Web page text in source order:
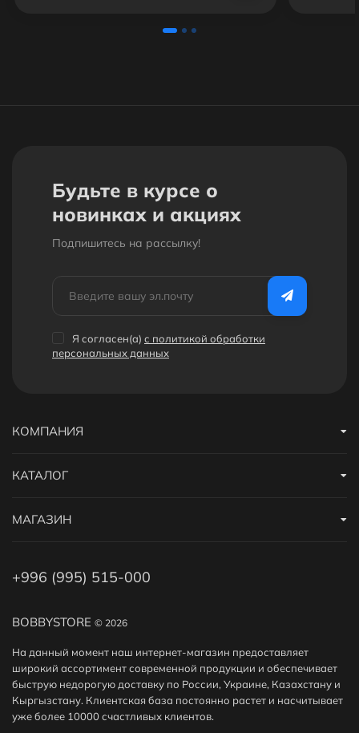
Будьте в курсе о
новинках и акциях
Подпишитесь на рассылкy!
Я согласен(a) с политикой обработки
персональных данных
BOBBYSTORE © 2026
На данный момент наш интернет-магазин предоставляет
широкий ассортимент современной продукции и обеспечивает
быструю недорогую доставку по России, Украине, Казахстану и
Кыргызстану. Клиентская база постоянно растет и насчитывает
уже более 10000 счастливых клиентов.
КОМПАНИЯ
КАТАЛОГ
МАГАЗИН
+996 (995) 515-000